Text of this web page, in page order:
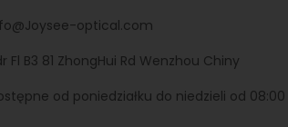
optical.com
Fl B3 81 ZhongHui Rd Wenzhou Chiny
od poniedziałku do niedzieli od